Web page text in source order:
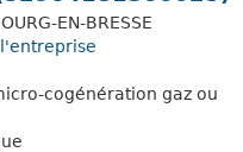
EN-BRESSE
cogénération gaz ou